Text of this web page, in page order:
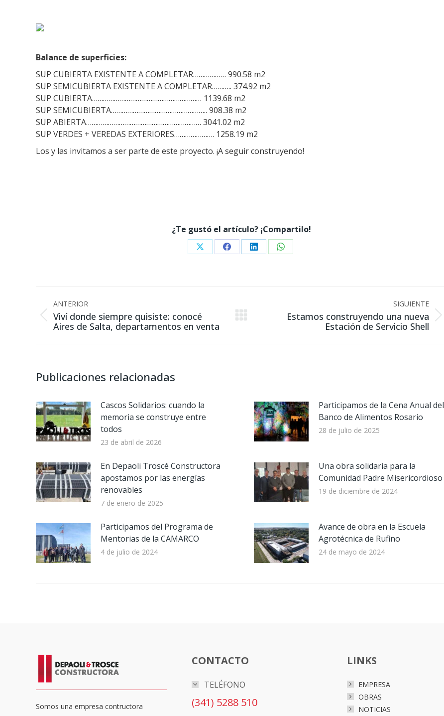
Balance de superficies:
SUP CUBIERTA EXISTENTE A COMPLETAR……………… 990.58 m2
SUP SEMICUBIERTA EXISTENTE A COMPLETAR……….. 374.92 m2
SUP CUBIERTA…………………………………………………… 1139.68 m2
SUP SEMICUBIERTA…………………………………………….. 908.38 m2
SUP ABIERTA……………………………………………………… 3041.02 m2
SUP VERDES + VEREDAS EXTERIORES…………………. 1258.19 m2
Los y las invitamos a ser parte de este proyecto. ¡A seguir construyendo!
¿Te gustó el artículo? ¡Compartilo!
Share Share Share Share
entre
publicaciones
ANTERIOR
Publicación
anterior:
Viví donde siempre quisiste: conocé
Aires de Salta, departamentos en venta
SIGUIENTE
PublicaciónEstamos construyendo una nueva
Estación de Servicio Shell
Publicaciones relacionadas
Cascos Solidarios: cuando la
memoria se construye entre
todos
23 de abril de 2026
Participamos de la Cena Anual del
Banco de Alimentos Rosario
28 de julio de 2025
En Depaoli Troscé Constructora
apostamos por las energías
renovables
7 de enero de 2025
Una obra solidaria para la
Comunidad Padre Misericordioso
19 de diciembre de 2024
Participamos del Programa de
Mentorias de la CAMARCO
4 de julio de 2024
Avance de obra en la Escuela
Agrotécnica de Rufino
24 de mayo de 2024
Somos una empresa contructora
CONTACTO
TELÉFONO
(341) 5288 510
LINKS
EMPRESA
OBRAS
NOTICIAS